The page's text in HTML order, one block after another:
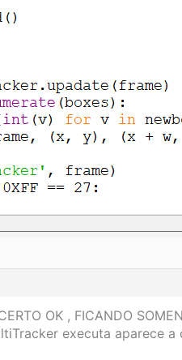
OK , FICANDO
executa aparece